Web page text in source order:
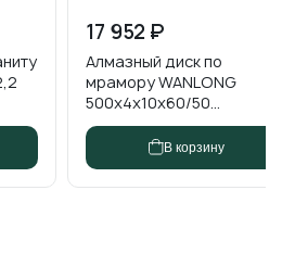
Алмазный диск по
мрамору WANLONG
500х4х10х60/50
сегментный бесшумный ...
17 952 ₽
В корзину
Отрезной диск Д=600
R600G-1-M H10 50/60
18 920 ₽
В корзину